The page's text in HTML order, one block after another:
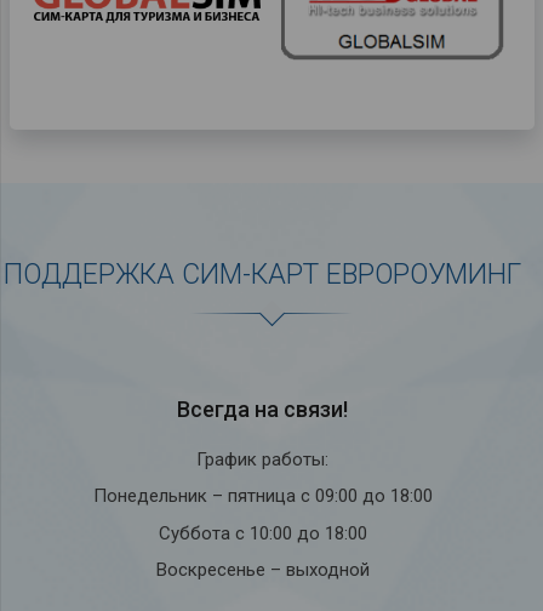
ПОДДЕРЖКА СИМ-КАРТ ЕВРОРОУМИНГ
Всегда на связи!
График работы:
Понедельник – пятница с 09:00 до 18:00
Суббота с 10:00 до 18:00
Воскресенье – выходной